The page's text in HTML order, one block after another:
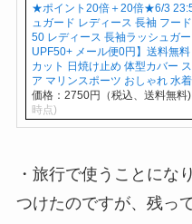
★ポイント20倍＋20倍★6/3
ュガード レディース 長袖 フー
50 レディース 長袖ラッシュガ
UPF50+ メール便0円】送料無
カット 日焼け止め 体型カバー
ア マリンスポーツ おしゃれ 水
価格：2750円（税込、送料無料)
時点)
・旅行で使うことにな
つけたのですが、残っ